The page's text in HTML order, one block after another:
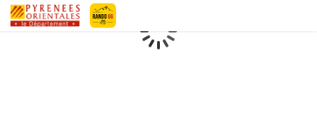
Geotrek-randoLoading